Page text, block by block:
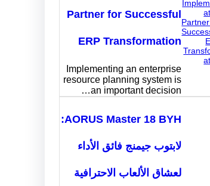
Partner for Successful
ERP Transformation
Implementing an enterprise
resource planning system is
an important decision…
AORUS Master 18 BYH:
لابتوب جيمنج فائق الأداء
لعشاق الألعاب الاحترافية